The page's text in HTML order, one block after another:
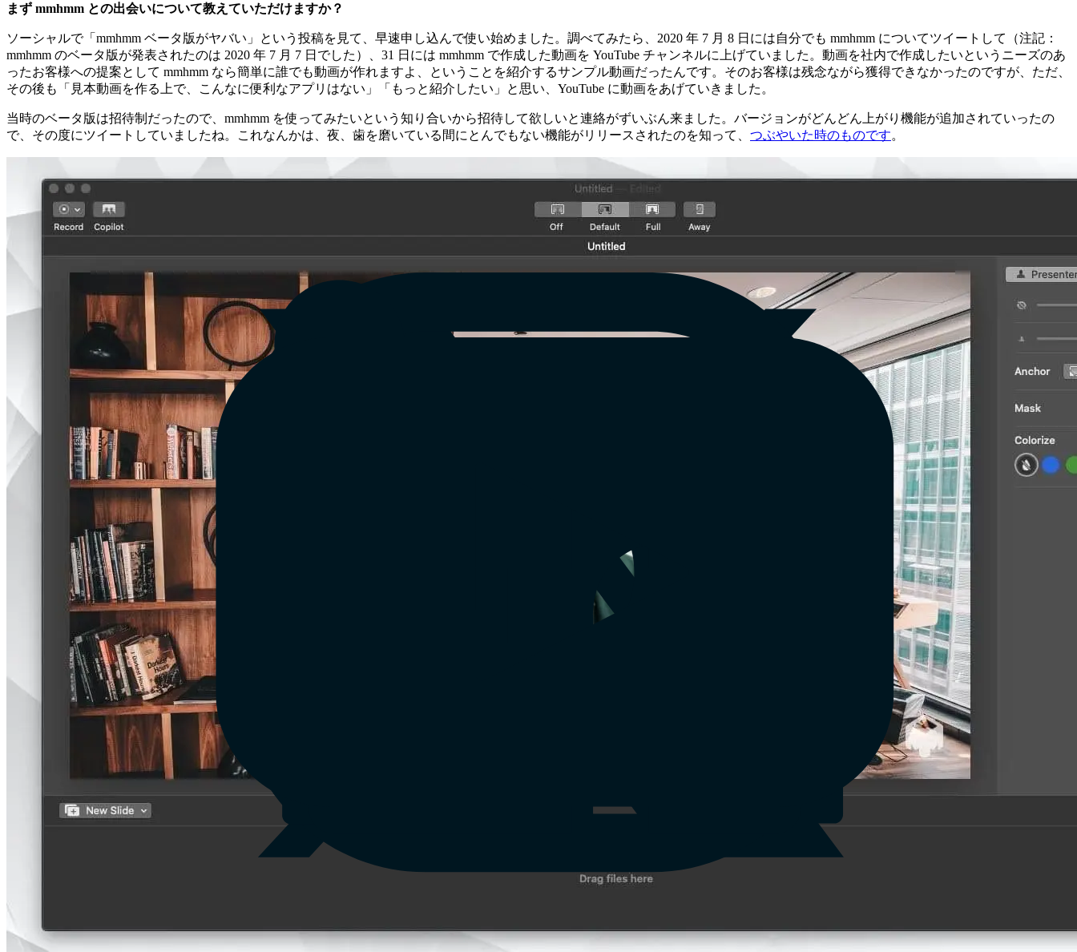
まず mmhmm との出会いについて教えていただけますか？
ソーシャルで「mmhmm ベータ版がヤバい」という投稿を見て、早速申し込んで使い始めました。調べてみたら、2020 年 7 月 8 日には自分でも mmhmm についてツイートして（注記：
mmhmm のベータ版が発表されたのは 2020 年 7 月 7 日でした）、31 日には mmhmm で作成した動画を YouTube チャンネルに上げていました。動画を社内で作成したいというニーズのあ
ったお客様への提案として mmhmm なら簡単に誰でも動画が作れますよ、ということを紹介するサンプル動画だったんです。そのお客様は残念ながら獲得できなかったのですが、ただ、
その後も「見本動画を作る上で、こんなに便利なアプリはない」「もっと紹介したい」と思い、YouTube に動画をあげていきました。
当時のベータ版は招待制だったので、mmhmm を使ってみたいという知り合いから招待して欲しいと連絡がずいぶん来ました。バージョンがどんどん上がり機能が追加されていったの
で、その度にツイートしていましたね。これなんかは、夜、歯を磨いている間にとんでもない機能がリリースされたのを知って、 つぶやいた時のものです。